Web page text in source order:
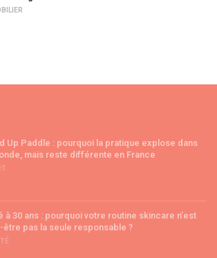
Up Paddle : pourquoi la pratique explose dans
mais reste différente en France
à 30 ans : pourquoi votre routine skincare n’est
être pas la seule responsable ?